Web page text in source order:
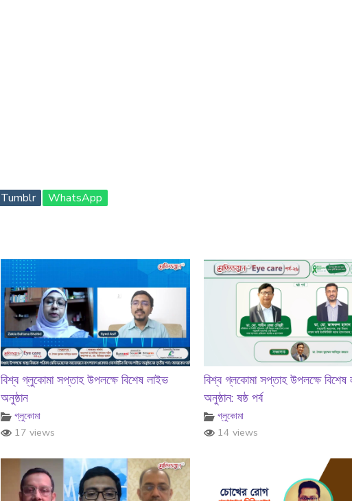
Tumblr WhatsApp
বিশ্ব গ্লুকোমা সপ্তাহ উপলক্ষে বিশেষ লাইভ
অনুষ্ঠান
গ্লুকোমা
17 views
বিশ্ব গ্লকোমা সপ্তাহ উপলক্ষে বিশেষ
অনুষ্ঠান: ষষ্ঠ পর্ব
গ্লুকোমা
14 views